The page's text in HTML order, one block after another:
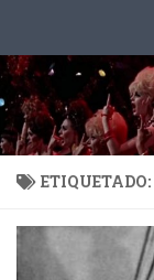
ETIQUETADO: